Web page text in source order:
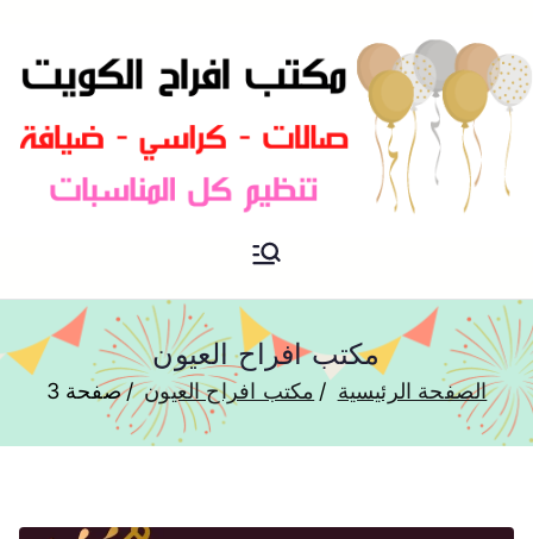
مكتب افراح و مناسبات و زواج و
مكتب افراح العيون
الصفحة الرئيسية مكتب افراح العيون صفحة 3